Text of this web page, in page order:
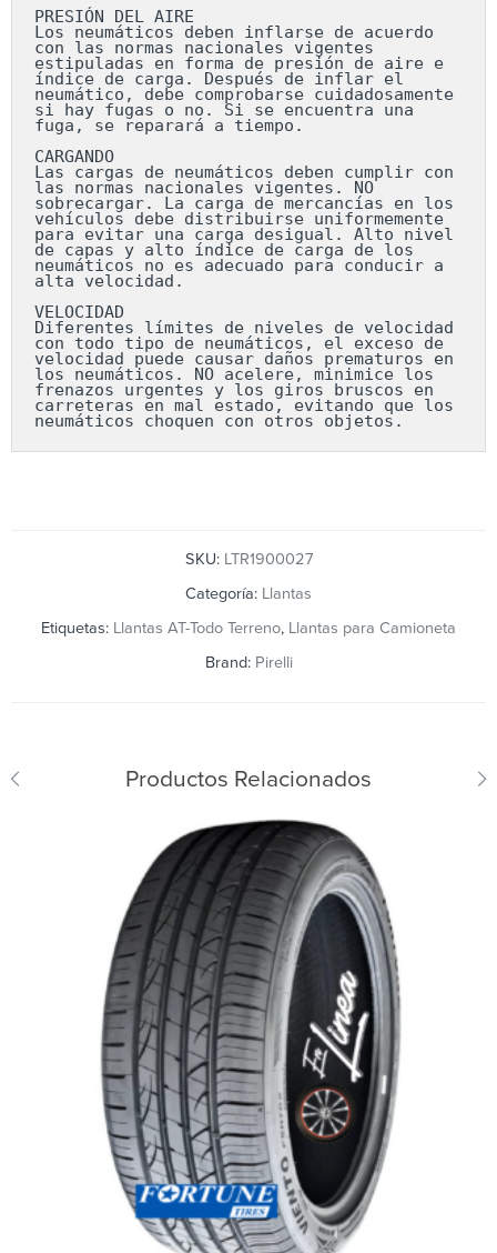
PRESIÓN DEL AIRE
Los neumáticos deben inflarse de acuerdo
con las normas nacionales vigentes
estipuladas en forma de presión de aire e
índice de carga. Después de inflar el
neumático, debe comprobarse cuidadosamente
si hay fugas o no. Si se encuentra una
fuga, se reparará a tiempo.
CARGANDO
Las cargas de neumáticos deben cumplir con
las normas nacionales vigentes. NO
sobrecargar. La carga de mercancías en los
vehículos debe distribuirse uniformemente
para evitar una carga desigual. Alto nivel
de capas y alto índice de carga de los
neumáticos no es adecuado para conducir a
alta velocidad.
VELOCIDAD
Diferentes límites de niveles de velocidad
con todo tipo de neumáticos, el exceso de
velocidad puede causar daños prematuros en
los neumáticos. NO acelere, minimice los
frenazos urgentes y los giros bruscos en
carreteras en mal estado, evitando que los
neumáticos choquen con otros objetos.
SKU: LTR1900027
Categoría: Llantas
Etiquetas: Llantas AT-Todo Terreno, Llantas para Camioneta
Brand: Pirelli
Productos Relacionados